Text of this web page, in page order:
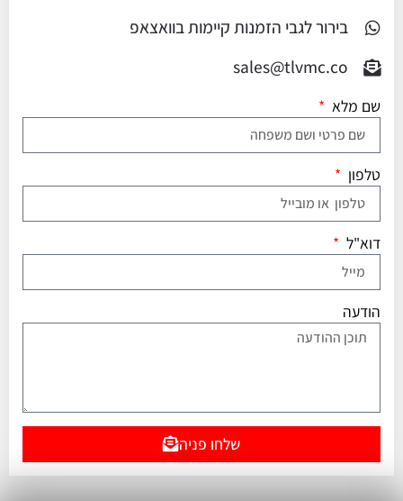
בירור לגבי הזמנות קיימות בוואצאפ
sales@tlvmc.co
שם מלא
טלפון
דוא"ל
הודעה
שלחו פניה